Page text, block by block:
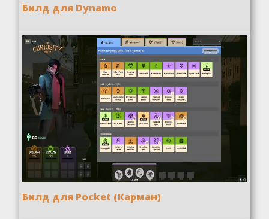
Билд для Dynamo
Билд для Pocket (Карман)